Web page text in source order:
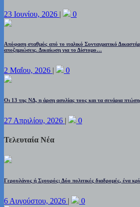
23 Ιουνίου, 2026 | 0
Απόφαση σταθμός από το ιταλικό Συνταγματικό
αποζημιώσεις. Δικαίωση για το Δίστομο…
2 Μαΐου, 2026 | 0
Οι 13 της ΝΔ, η άρση ασυλίας τους και τα σενάρια
27 Απριλίου, 2026 | 0
Τελευταία Νέα
Γερουλάνος ή Σγουρός; Δύο πολιτικές διαδρομές, ένα
6 Αυγούστου, 2026 | 0